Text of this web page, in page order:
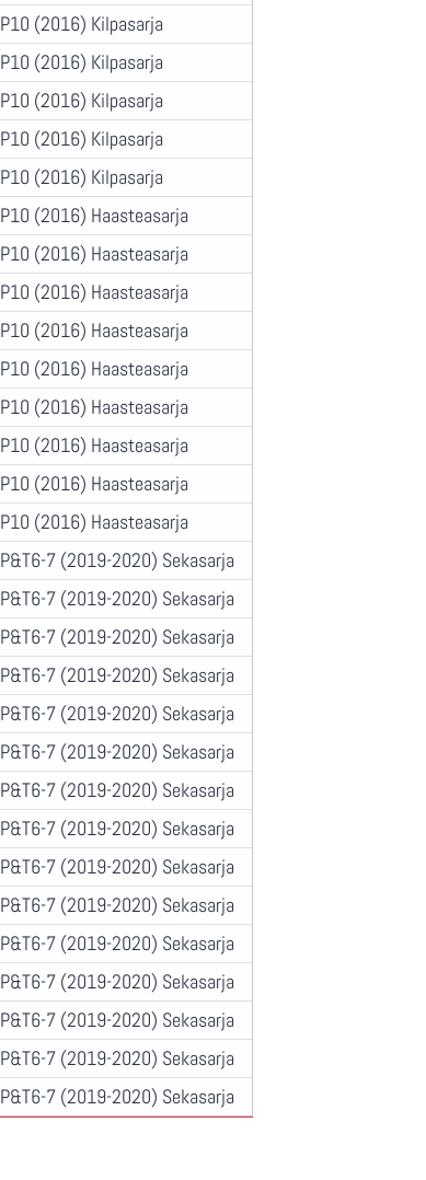
P10 (2016) Kilpasarja
P10 (2016) Kilpasarja
P10 (2016) Kilpasarja
P10 (2016) Kilpasarja
P10 (2016) Kilpasarja
P10 (2016) Haasteasarja
P10 (2016) Haasteasarja
P10 (2016) Haasteasarja
P10 (2016) Haasteasarja
P10 (2016) Haasteasarja
P10 (2016) Haasteasarja
P10 (2016) Haasteasarja
P10 (2016) Haasteasarja
P10 (2016) Haasteasarja
P&T6-7 (2019-2020) Sekasarja
P&T6-7 (2019-2020) Sekasarja
P&T6-7 (2019-2020) Sekasarja
P&T6-7 (2019-2020) Sekasarja
P&T6-7 (2019-2020) Sekasarja
P&T6-7 (2019-2020) Sekasarja
P&T6-7 (2019-2020) Sekasarja
P&T6-7 (2019-2020) Sekasarja
P&T6-7 (2019-2020) Sekasarja
P&T6-7 (2019-2020) Sekasarja
P&T6-7 (2019-2020) Sekasarja
P&T6-7 (2019-2020) Sekasarja
P&T6-7 (2019-2020) Sekasarja
P&T6-7 (2019-2020) Sekasarja
P&T6-7 (2019-2020) Sekasarja